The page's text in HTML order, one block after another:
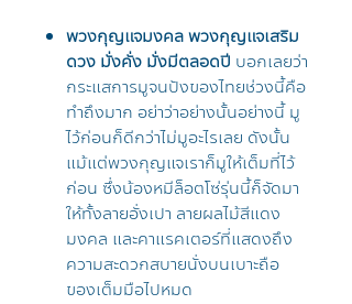
พวงกุญแจมงคล พวงกุญแจเสริม
ดวง มั่งคั่ง มั่งมีตลอดปี บอกเลยว่า
กระแสการมูจนปังของไทยช่วงนี้คือ
ทำถึงมาก อย่าว่าอย่างนั้นอย่างนี้ มู
ไว้ก่อนก็ดีกว่าไม่มูอะไรเลย ดังนั้น
แม้แต่พวงกุญแจเราก็มูให้เต็มที่ไว้
ก่อน ซึ่งน้องหมีล็อตโซ่รุ่นนี้ก็จัดมา
ให้ทั้งลายอั่งเปา ลายผลไม้สีแดง
มงคล และคาแรคเตอร์ที่แสดงถึง
ความสะดวกสบายนั่งบนเบาะถือ
ของเต็มมือไปหมด